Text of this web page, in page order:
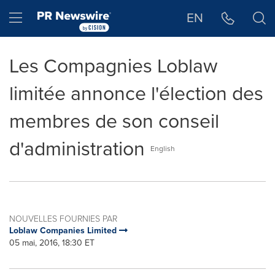
Hamburger menu EN
Les Compagnies Loblaw
limitée annonce l'élection des
membres de son conseil
d'administration
English
NOUVELLES FOURNIES PAR
Loblaw Companies Limited
05 mai, 2016, 18:30 ET